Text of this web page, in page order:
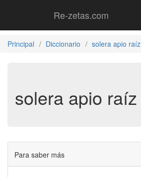
Re-zetas.com
Principal Diccionario solera apio raíz
solera apio raíz
Para saber más